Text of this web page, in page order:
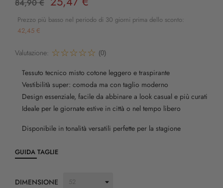
84,90 €
Prezzo più basso nel periodo di 30 giorni prima dello sconto:
42,45 €
Valutazione: (0)
Tessuto tecnico misto cotone leggero e traspirante
Vestibilità super: comoda ma con taglio moderno
Design essenziale, facile da abbinare a look casual e più curati
Ideale per le giornate estive in città o nel tempo libero
Disponibile in tonalità versatili perfette per la stagione
GUIDA TAGLIE
DIMENSIONE